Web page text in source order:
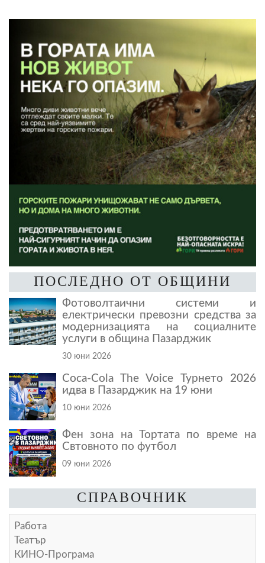
ПОСЛЕДНО ОТ ОБЩИНИ
Фотоволтаични системи и
електрически превозни средства за
модернизацията на социалните
услуги в община Пазарджик
30 юни 2026
Coca-Cola The Voice Турнето 2026
идва в Пазарджик на 19 юни
10 юни 2026
Фен зона на Тортата по време на
Свтовното по футбол
09 юни 2026
СПРАВОЧНИК
Работа
Театър
КИНО-Програма